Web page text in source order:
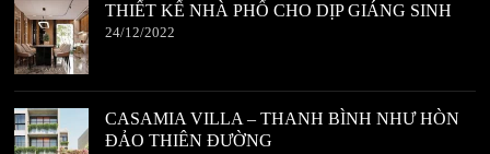
THIẾT KẾ NHÀ PHỐ CHO DỊP GIÁNG SINH
24/12/2022
CASAMIA VILLA – THANH BÌNH NHƯ HÒN
ĐẢO THIÊN ĐƯỜNG